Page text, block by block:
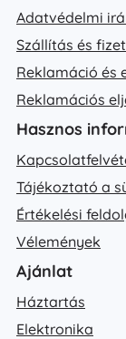
Adatvédelmi
Szállítás és
Reklamáció és
Reklamációs
Hasznos
Tájékoztató a
Értékelési
Vélemények
Ajánlat
Háztartás
Elektronika